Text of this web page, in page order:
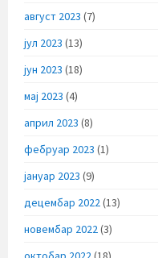
август 2023 (7)
јул 2023 (13)
јун 2023 (18)
мај 2023 (4)
април 2023 (8)
фебруар 2023 (1)
јануар 2023 (9)
децембар 2022(13)
новембар 2022(3)